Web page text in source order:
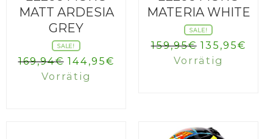
MATT ARDESIA
GREY
SALE!
169,94€ Ursprünglicher
Preis
144,95€
Vorrätig
MATERIA WHITE
SALE!
159,95€
Preis
135,95€
Vorrätig